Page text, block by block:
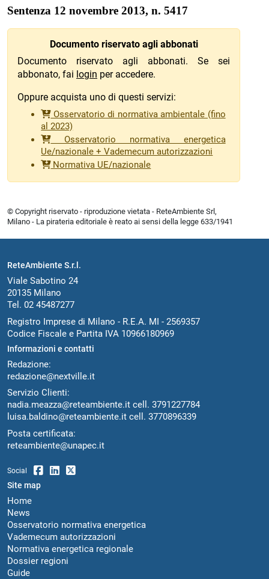
Sentenza 12 novembre 2013, n. 5417
Documento riservato agli abbonati
Documento riservato agli abbonati. Se sei
abbonato, fai login per accedere.
Oppure acquista uno di questi servizi:
Osservatorio di normativa ambientale (fino
al 2023)
Osservatorio normativa energetica
Ue/nazionale + Vademecum autorizzazioni
Normativa UE/nazionale
© Copyright riservato - riproduzione vietata - ReteAmbiente Srl,
Milano - La pirateria editoriale è reato ai sensi della legge 633/1941
ReteAmbiente S.r.l.
Viale Sabotino 24
20135 Milano
Tel. 02 45487277
Registro Imprese di Milano - R.E.A. MI - 2569357
Codice Fiscale e Partita IVA 10966180969
Informazioni e contatti
Redazione:
redazione@nextville.it
Servizio Clienti:
nadia.meazza@reteambiente.it cell. 3791227784
luisa.baldino@reteambiente.it cell. 3770896339
Posta certificata:
reteambiente@unapec.it
Social
Site map
Home
News
Osservatorio normativa energetica
Vademecum autorizzazioni
Normativa energetica regionale
Dossier regioni
Guide